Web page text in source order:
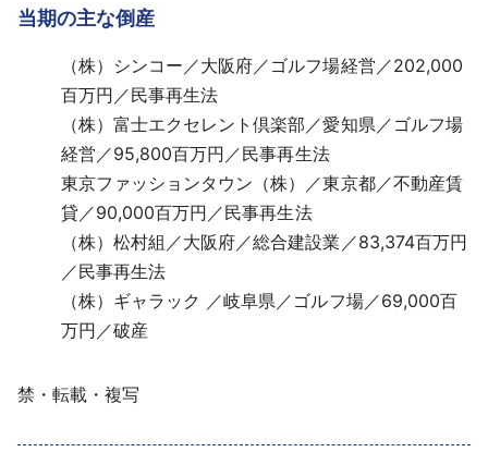
当期の主な倒産
（株）シンコー／大阪府／ゴルフ場経営／202,000
百万円／民事再生法
（株）富士エクセレント倶楽部／愛知県／ゴルフ場
経営／95,800百万円／民事再生法
東京ファッションタウン（株）／東京都／不動産賃
貸／90,000百万円／民事再生法
（株）松村組／大阪府／総合建設業／83,374百万円
／民事再生法
（株）ギャラック ／岐阜県／ゴルフ場／69,000百
万円／破産
禁・転載・複写